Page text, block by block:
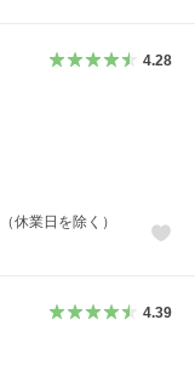
4.28
休業日を除く）
4.39